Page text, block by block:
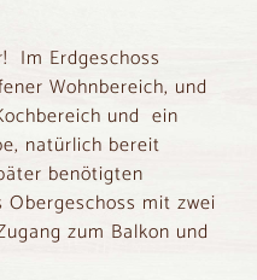
Im Erdgeschoss
Wohnbereich, und
und ein
natürlich bereit
benötigten
mit zwei
zum Balkon und